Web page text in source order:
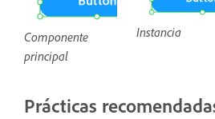
Componente
principal
Instancia
Prácticas